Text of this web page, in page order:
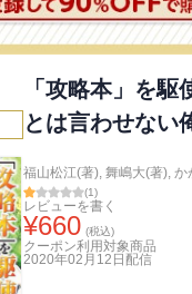
「攻略本」を
とは言わせない
福山松江(著), 舞嶋大(著), か
(1)
レビューを書く
¥660 (税込)
クーポン利用対象商品
2020年02月12日 配信